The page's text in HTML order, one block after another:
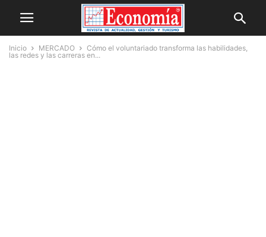
Inicio MERCADO
Cómo el voluntariado transforma las habilidades,
las redes y las carreras en...